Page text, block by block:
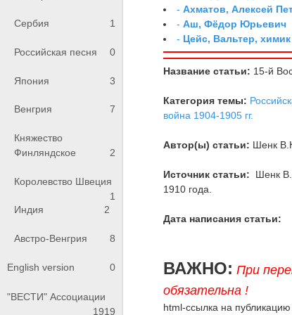
Сербия 1
Российская песня 0
Япония 3
Венгрия 7
Княжество
Финляндское
2
Королевство Швеция
1
Индия
2
Австро-Венгрия 8
English version 0
"ВЕСТИ" Ассоциации
1919
-Ахматов, Алексей
-Аш, Фёдор Юрьевич
- Цейс, Вальтер, химик
Название статьи: 15-й
Категория темы:
война 1904-1905 гг.
Автор(ы) статьи: Шенк
Источник статьи: Шенк
1910 года.
Дата написания статьи:
ВАЖНО: При
обязательна !
html-ссылка на публикацию